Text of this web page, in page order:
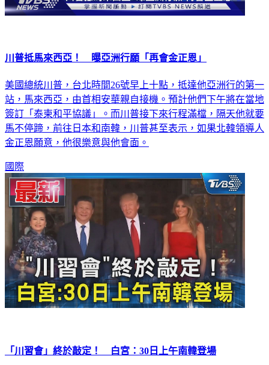
川普抵馬來西亞！ 曝亞洲行願「再會金正恩」
美國總統川普，台北時間26號早上十點，抵達他亞洲行的第一
站，馬來西亞，由首相安華親自接機。預計他們下午將在當地
簽訂「泰柬和平協議」。而川普接下來行程滿檔，隔天他就要
馬不停蹄，前往日本和南韓，川普甚至表示，如果北韓領導人
金正恩願意，他很樂意與他會面。
國際
「川習會」終於敲定！ 白宮：30日上午南韓登場